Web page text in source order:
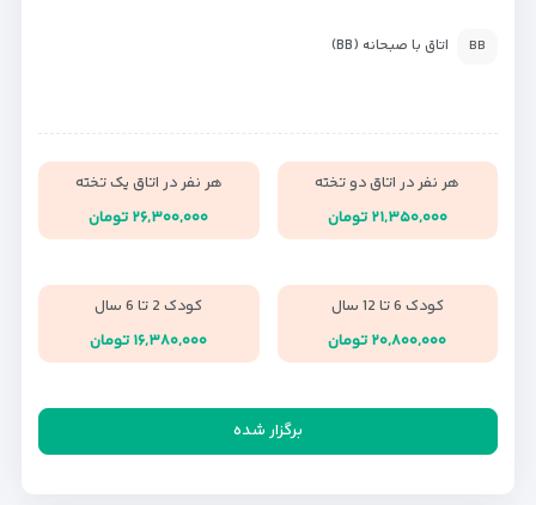
BB اتاق با صبحانه (BB)
هر نفر در اتاق دو تخته
۲۱,۳۵۰,۰۰۰ تومان
هر نفر در اتاق یک تخته
۲۶,۳۰۰,۰۰۰ تومان
کودک 6 تا 12 سال
۲۰,۸۰۰,۰۰۰ تومان
کودک 2 تا 6 سال
۱۶,۳۸۰,۰۰۰ تومان
برگزار شده